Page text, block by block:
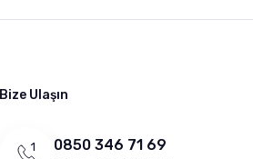
Bize Ulaşın
0850 346 71 69